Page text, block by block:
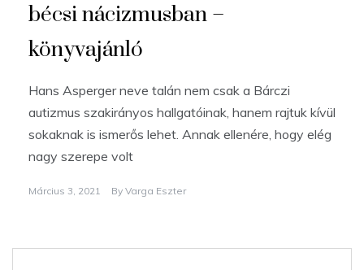
bécsi nácizmusban –
könyvajánló
Hans Asperger neve talán nem csak a Bárczi
autizmus szakirányos hallgatóinak, hanem rajtuk kívül
sokaknak is ismerős lehet. Annak ellenére, hogy elég
nagy szerepe volt
Március 3, 2021 By Varga Eszter